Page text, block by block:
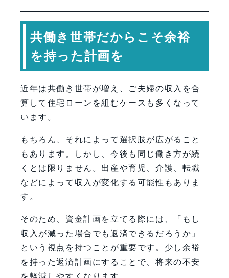
共働き世帯だからこそ余裕
を持った計画を
近年は共働き世帯が増え、ご夫婦の収入を合
算して住宅ローンを組むケースも多くなって
います。
もちろん、それによって選択肢が広がること
もあります。しかし、今後も同じ働き方が続
くとは限りません。出産や育児、介護、転職
などによって収入が変化する可能性もありま
す。
そのため、資金計画を立てる際には、「もし
収入が減った場合でも返済できるだろうか」
という視点を持つことが重要です。少し余裕
を持った返済計画にすることで、将来の不安